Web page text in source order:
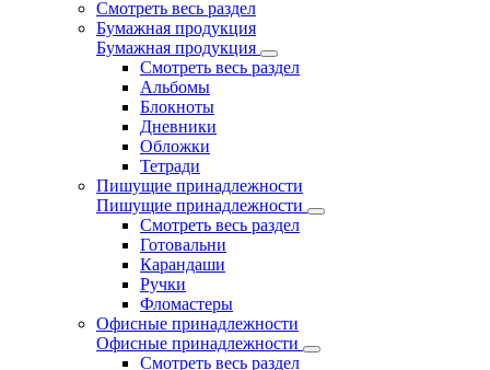
Смотреть весь раздел
Бумажная продукция
Бумажная продукция
Смотреть весь раздел
Альбомы
Блокноты
Дневники
Обложки
Тетради
Пишущие принадлежности
Пишущие принадлежности
Смотреть весь раздел
Готовальни
Карандаши
Ручки
Фломастеры
Офисные принадлежности
Офисные принадлежности
Смотреть весь раздел